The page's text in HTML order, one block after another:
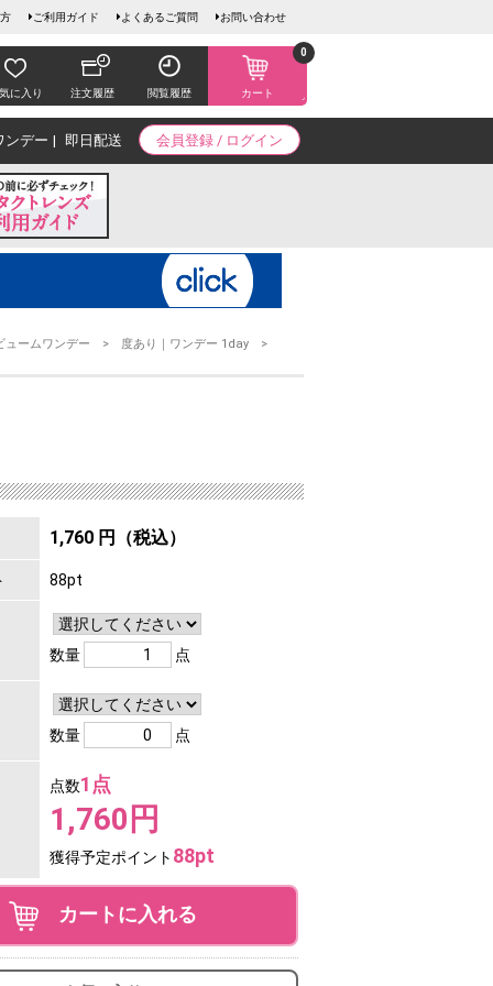
ご利用ガイド よくあるご質問 お問い合わせ
に入り 注文履歴 閲覧履歴 カート
0
会員登録 / ログイン
ンデー 即日配送
ュームワンデー
度あり｜ワンデー 1day
1,760 円（税込）
88pt
数量 点
数量
点
点数1点
1,760円
獲得予定ポイント 88pt
カートに入れる